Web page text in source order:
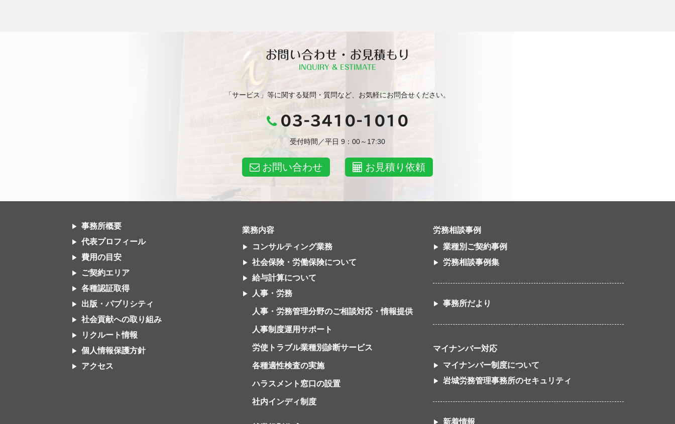
お問い合わせ・お見積もり
INQUIRY & ESTIMATE
「サービス」等に関する疑問・質問など、お気軽にお問合せください。
03-3410-1010
受付時間／平日 9：00～17:30
お問い合わせ お見積り依頼
事務所概要
代表プロフィール
費用の目安
ご契約エリア
各種認証取得
出版・パブリシティ
社会貢献への取り組み
リクルート情報
個人情報保護方針
アクセス
業務内容
コンサルティング業務
社会保険・労働保険について
給与計算について
人事・労務
人事・労務管理分野のご相談対応・情報提供
人事制度運用サポート
労使トラブル業種別診断サービス
各種適性検査の実施
ハラスメント窓口の設置
社内インディ制度
労務相談事例
業種別ご契約事例
労務相談事例集
事務所だより
マイナンバー対応
マイナンバー制度について
岩城労務管理事務所のセキュリティ
新着情報